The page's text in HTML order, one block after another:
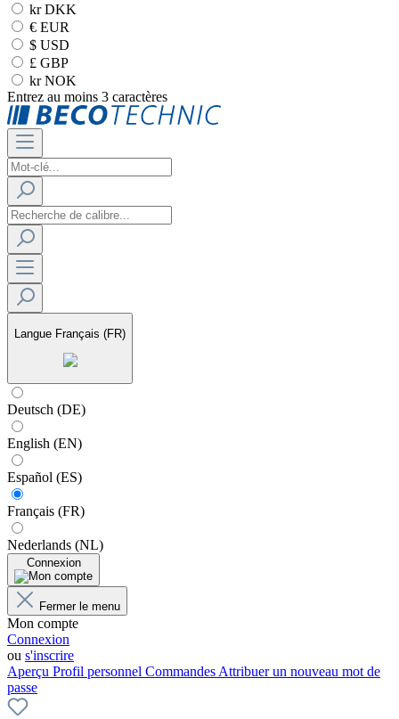
kr DKK
€ EUR
$ USD
£ GBP
kr NOK
Entrez au moins 3 caractères
Langue Français (FR)
Deutsch (DE)
English (EN)
Español (ES)
Français (FR)
Nederlands (NL)
Connexion
Fermer le menu
Mon compte
Connexion
ou s'inscrire
Aperçu Profil personnel Commandes Attribuer un nouveau mot de
passe